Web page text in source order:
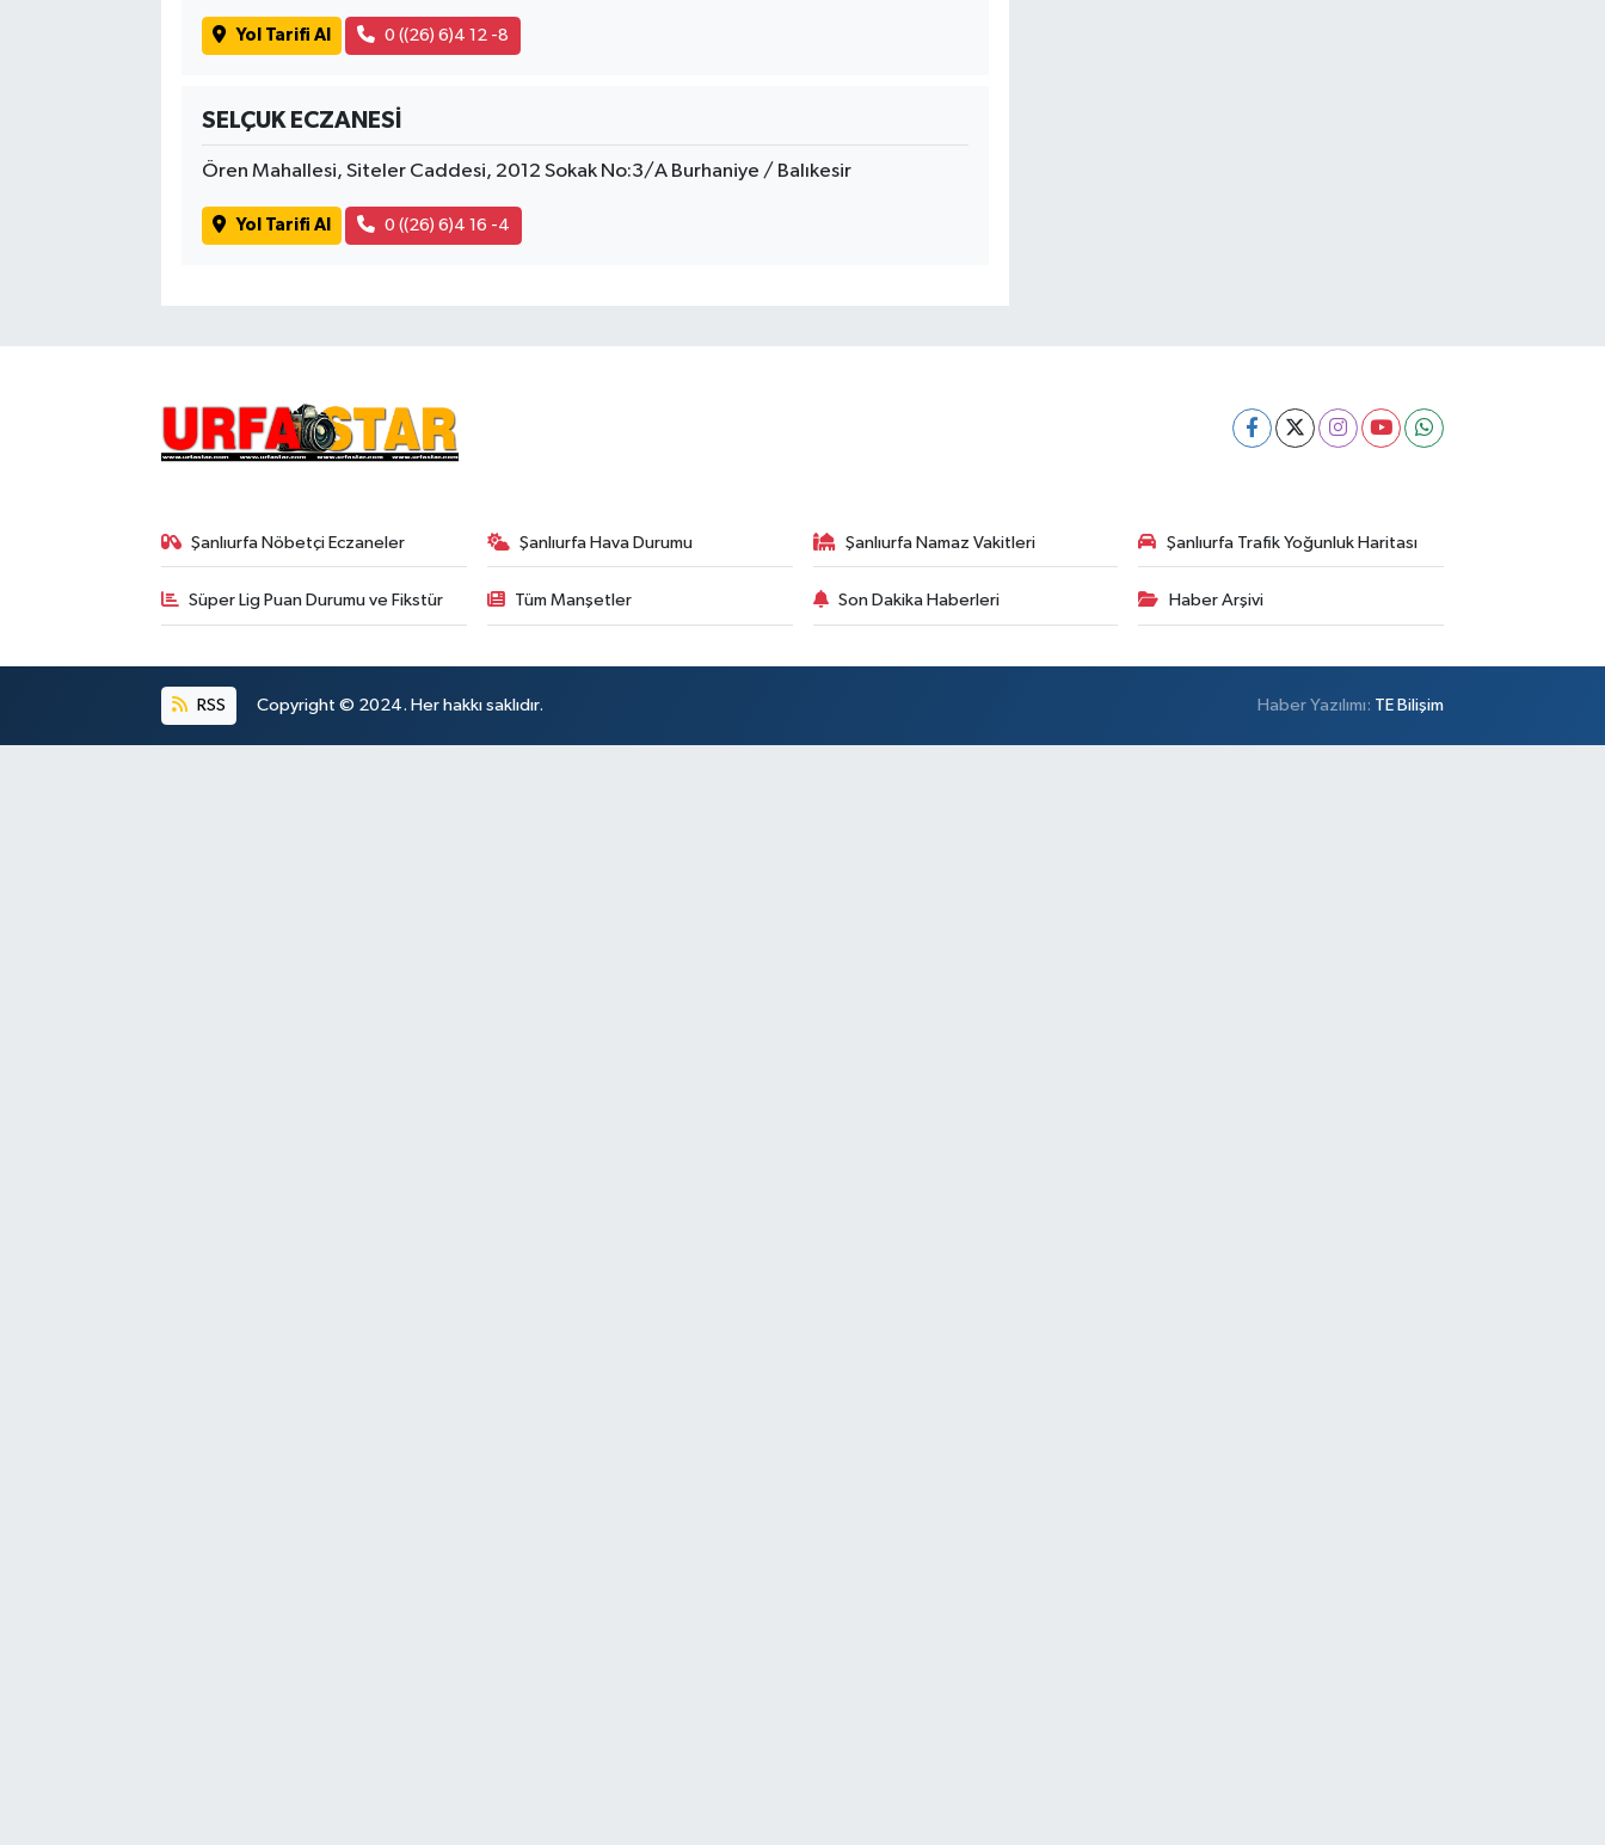
Yol Tarifi Al 0 ((26) 6)4 12 -8
SELÇUK ECZANESİ
Ören Mahallesi, Siteler Caddesi, 2012 Sokak No:3/A Burhaniye / Balıkesir
Yol Tarifi Al 0 ((26) 6)4 16 -4
Şanlıurfa Nöbetçi Eczaneler Şanlıurfa Hava Durumu Şanlıurfa Namaz Vakitleri Şanlıurfa Trafik Yoğunluk Haritası
Süper Lig Puan Durumu ve Fikstür Tüm Manşetler Son Dakika Haberleri Haber Arşivi
RSS Copyright © 2024. Her hakkı saklıdır. Haber Yazılımı: TE Bilişim